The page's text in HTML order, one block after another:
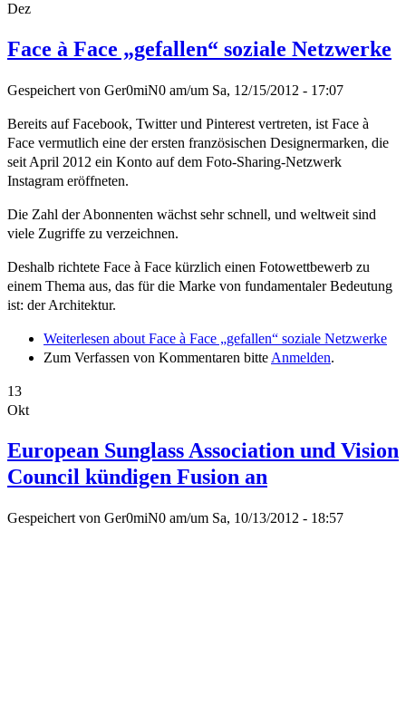
Dez
Face à Face „gefallen“ soziale Netzwerke
Gespeichert von Ger0miN0 am/um Sa, 12/15/2012 - 17:07
Bereits auf Facebook, Twitter und Pinterest vertreten, ist Face à
Face vermutlich eine der ersten französischen Designermarken, die
seit April 2012 ein Konto auf dem Foto-Sharing-Netzwerk
Instagram eröffneten.
Die Zahl der Abonnenten wächst sehr schnell, und weltweit sind
viele Zugriffe zu verzeichnen.
Deshalb richtete Face à Face kürzlich einen Fotowettbewerb zu
einem Thema aus, das für die Marke von fundamentaler Bedeutung
ist: der Architektur.
Weiterlesen about Face à Face „gefallen“ soziale Netzwerke
Zum Verfassen von Kommentaren bitte Anmelden.
13
Okt
European Sunglass Association und Vision
Council kündigen Fusion an
Gespeichert von Ger0miN0 am/um Sa, 10/13/2012 - 18:57